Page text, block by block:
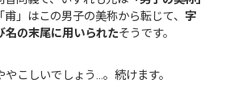
」はこの男子の美称から転じて、 字
名の末尾に用いられたそうです。
こしいでしょう…。続けます。